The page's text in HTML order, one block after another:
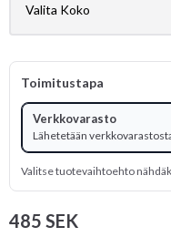
Toimitustapa
Verkkovarasto
Lähetetään
Valitse tuotevaihtoehto
485 SEK